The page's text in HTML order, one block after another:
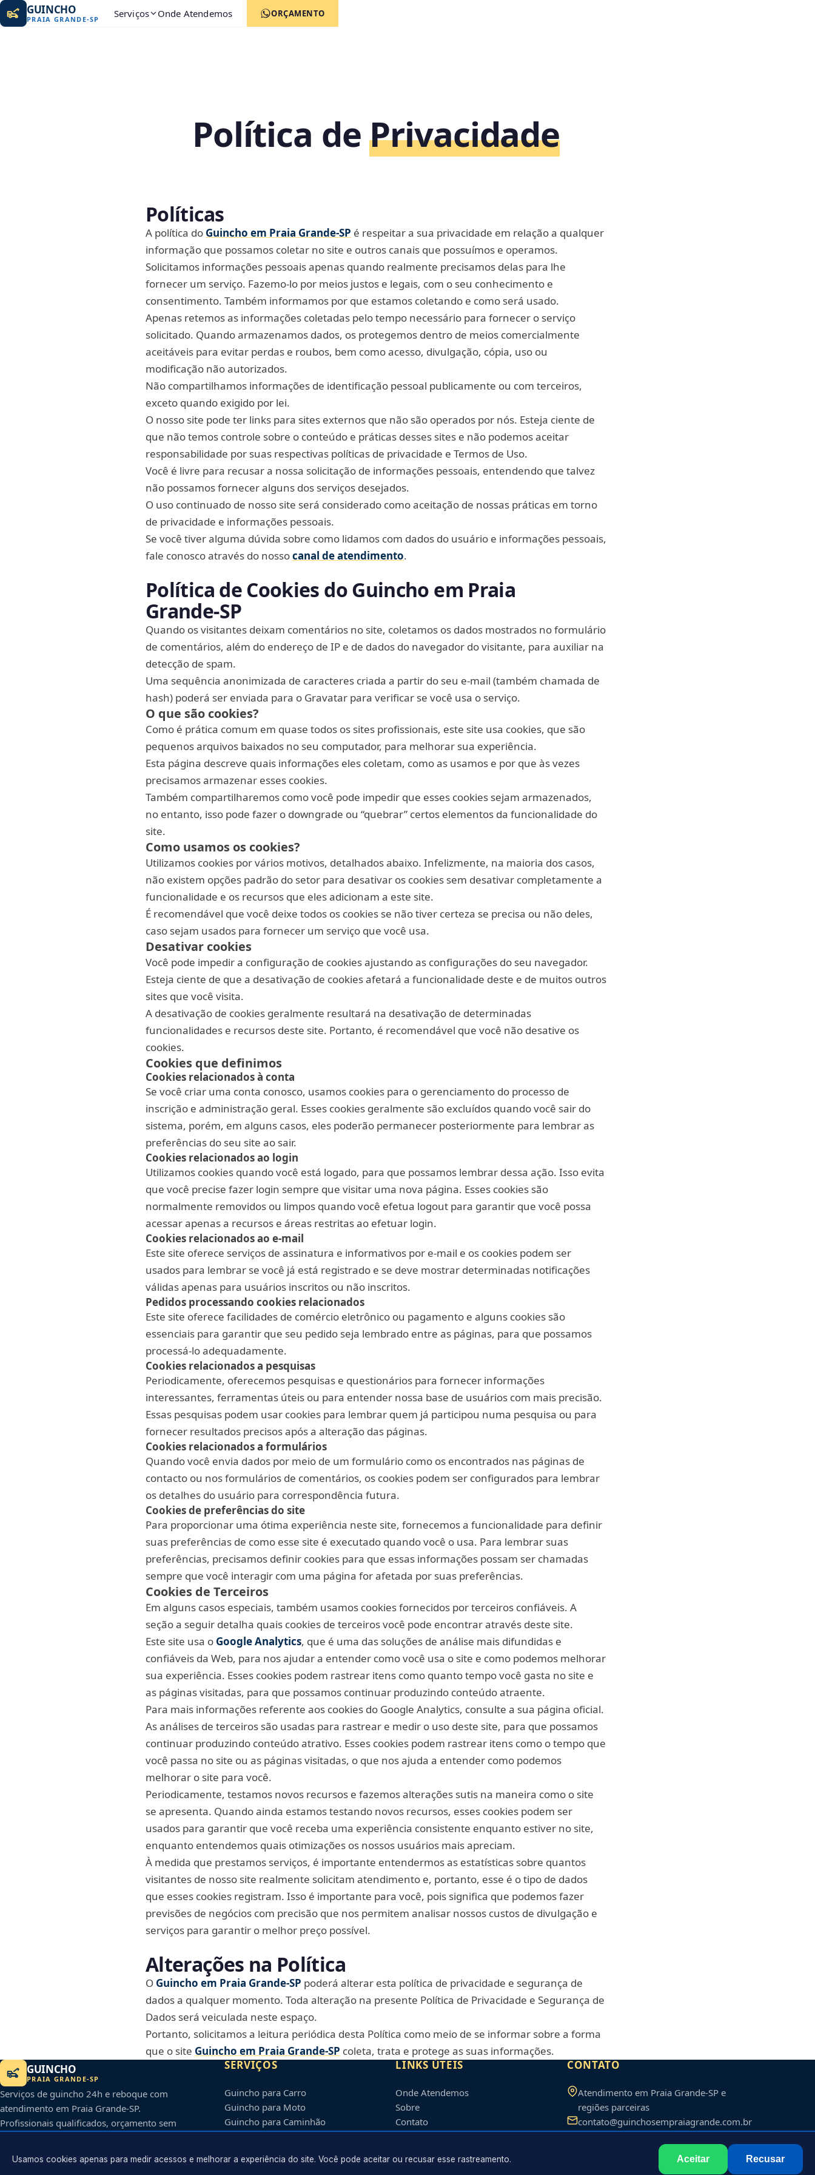
GUINCHO
PRAIA GRANDE-SP Serviços Onde Atendemos ORÇAMENTO
Política dePrivacidade
Políticas
A política do Guincho em Praia Grande‑SP é respeitar a sua privacidade em relação a qualquer
informação que possamos coletar no site e outros canais que possuímos e operamos.
Solicitamos informações pessoais apenas quando realmente precisamos delas para lhe
fornecer um serviço. Fazemo-lo por meios justos e legais, com o seu conhecimento e
consentimento. Também informamos por que estamos coletando e como será usado.
Apenas retemos as informações coletadas pelo tempo necessário para fornecer o serviço
solicitado. Quando armazenamos dados, os protegemos dentro de meios comercialmente
aceitáveis para evitar perdas e roubos, bem como acesso, divulgação, cópia, uso ou
modificação não autorizados.
Não compartilhamos informações de identificação pessoal publicamente ou com terceiros,
exceto quando exigido por lei.
O nosso site pode ter links para sites externos que não são operados por nós. Esteja ciente de
que não temos controle sobre o conteúdo e práticas desses sites e não podemos aceitar
responsabilidade por suas respectivas políticas de privacidade e Termos de Uso.
Você é livre para recusar a nossa solicitação de informações pessoais, entendendo que talvez
não possamos fornecer alguns dos serviços desejados.
O uso continuado de nosso site será considerado como aceitação de nossas práticas em torno
de privacidade e informações pessoais.
Se você tiver alguma dúvida sobre como lidamos com dados do usuário e informações pessoais,
fale conosco através do nossocanal de atendimento.
Política de Cookies do Guincho em Praia
Grande‑SP
Quando os visitantes deixam comentários no site, coletamos os dados mostrados no formulário
de comentários, além do endereço de IP e de dados do navegador do visitante, para auxiliar na
detecção de spam.
Uma sequência anonimizada de caracteres criada a partir do seu e-mail (também chamada de
hash) poderá ser enviada para o Gravatar para verificar se você usa o serviço.
O que são cookies?
Como é prática comum em quase todos os sites profissionais, este site usa cookies, que são
pequenos arquivos baixados no seu computador, para melhorar sua experiência.
Esta página descreve quais informações eles coletam, como as usamos e por que às vezes
precisamos armazenar esses cookies.
Também compartilharemos como você pode impedir que esses cookies sejam armazenados,
no entanto, isso pode fazer o downgrade ou “quebrar” certos elementos da funcionalidade do
site.
Como usamos os cookies?
Utilizamos cookies por vários motivos, detalhados abaixo. Infelizmente, na maioria dos casos,
não existem opções padrão do setor para desativar os cookies sem desativar completamente a
funcionalidade e os recursos que eles adicionam a este site.
É recomendável que você deixe todos os cookies se não tiver certeza se precisa ou não deles,
caso sejam usados para fornecer um serviço que você usa.
Desativar cookies
Você pode impedir a configuração de cookies ajustando as configurações do seu navegador.
Esteja ciente de que a desativação de cookies afetará a funcionalidade deste e de muitos outros
sites que você visita.
A desativação de cookies geralmente resultará na desativação de determinadas
funcionalidades e recursos deste site. Portanto, é recomendável que você não desative os
cookies.
Cookies que definimos
Cookies relacionados à conta
Se você criar uma conta conosco, usamos cookies para o gerenciamento do processo de
inscrição e administração geral. Esses cookies geralmente são excluídos quando você sair do
sistema, porém, em alguns casos, eles poderão permanecer posteriormente para lembrar as
preferências do seu site ao sair.
Cookies relacionados ao login
Utilizamos cookies quando você está logado, para que possamos lembrar dessa ação. Isso evita
que você precise fazer login sempre que visitar uma nova página. Esses cookies são
normalmente removidos ou limpos quando você efetua logout para garantir que você possa
acessar apenas a recursos e áreas restritas ao efetuar login.
Cookies relacionados ao e-mail
Este site oferece serviços de assinatura e informativos por e-mail e os cookies podem ser
usados para lembrar se você já está registrado e se deve mostrar determinadas notificações
válidas apenas para usuários inscritos ou não inscritos.
Pedidos processando cookies relacionados
Este site oferece facilidades de comércio eletrônico ou pagamento e alguns cookies são
essenciais para garantir que seu pedido seja lembrado entre as páginas, para que possamos
processá-lo adequadamente.
Cookies relacionados a pesquisas
Periodicamente, oferecemos pesquisas e questionários para fornecer informações
interessantes, ferramentas úteis ou para entender nossa base de usuários com mais precisão.
Essas pesquisas podem usar cookies para lembrar quem já participou numa pesquisa ou para
fornecer resultados precisos após a alteração das páginas.
Cookies relacionados a formulários
Quando você envia dados por meio de um formulário como os encontrados nas páginas de
contacto ou nos formulários de comentários, os cookies podem ser configurados para lembrar
os detalhes do usuário para correspondência futura.
Cookies de preferências do site
Para proporcionar uma ótima experiência neste site, fornecemos a funcionalidade para definir
suas preferências de como esse site é executado quando você o usa. Para lembrar suas
preferências, precisamos definir cookies para que essas informações possam ser chamadas
sempre que você interagir com uma página for afetada por suas preferências.
Cookies de Terceiros
Em alguns casos especiais, também usamos cookies fornecidos por terceiros confiáveis. A
seção a seguir detalha quais cookies de terceiros você pode encontrar através deste site.
Este site usa o Google Analytics, que é uma das soluções de análise mais difundidas e
confiáveis da Web, para nos ajudar a entender como você usa o site e como podemos melhorar
sua experiência. Esses cookies podem rastrear itens como quanto tempo você gasta no site e
as páginas visitadas, para que possamos continuar produzindo conteúdo atraente.
Para mais informações referente aos cookies do Google Analytics, consulte a sua página oficial.
As análises de terceiros são usadas para rastrear e medir o uso deste site, para que possamos
continuar produzindo conteúdo atrativo. Esses cookies podem rastrear itens como o tempo que
você passa no site ou as páginas visitadas, o que nos ajuda a entender como podemos
melhorar o site para você.
Periodicamente, testamos novos recursos e fazemos alterações sutis na maneira como o site
se apresenta. Quando ainda estamos testando novos recursos, esses cookies podem ser
usados para garantir que você receba uma experiência consistente enquanto estiver no site,
enquanto entendemos quais otimizações os nossos usuários mais apreciam.
À medida que prestamos serviços, é importante entendermos as estatísticas sobre quantos
visitantes de nosso site realmente solicitam atendimento e, portanto, esse é o tipo de dados
que esses cookies registram. Isso é importante para você, pois significa que podemos fazer
previsões de negócios com precisão que nos permitem analisar nossos custos de divulgação e
serviços para garantir o melhor preço possível.
Alterações na Política
O Guincho em Praia Grande‑SP poderá alterar esta política de privacidade e segurança de
dados a qualquer momento. Toda alteração na presente Política de Privacidade e Segurança de
Dados será veiculada neste espaço.
Portanto, solicitamos a leitura periódica desta Política como meio de se informar sobre a forma
que o site Guincho em Praia Grande‑SP coleta, trata e protege as suas informações.
GUINCHO
PRAIA GRANDE-SP
Serviços de guincho 24h e reboque com
atendimento em Praia Grande-SP.
Profissionais qualificados, orçamento sem
SERVIÇOS
Guincho para Carro
Guincho para Moto
Guincho para Caminhão
LINKS ÚTEIS
Onde Atendemos
Sobre
Contato
CONTATO
Atendimento em Praia Grande-SPe
regiões parceiras
contato@guinchosempraiagrande.com.br
Usamos cookies apenas para medir acessos e melhorar a experiência do site. Você pode aceitar ou recusar esse rastreamento. Aceitar Recusar